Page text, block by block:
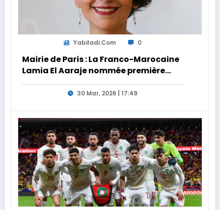
Yabiladi.com 0
Mairie de Paris : La Franco-Marocaine
Lamia El Aaraje nommée première
adjointe
30 Mar, 2026 | 17:49